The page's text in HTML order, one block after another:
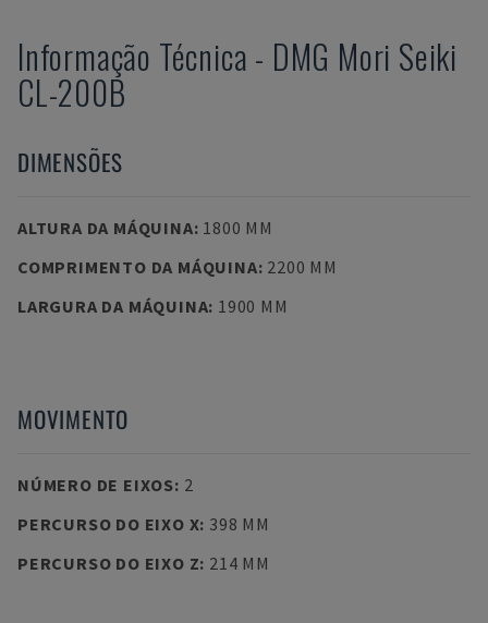
Informação Técnica - DMG Mori Seiki
CL-200B
DIMENSÕES
ALTURA DA MÁQUINA: 1800 MM
COMPRIMENTO DA MÁQUINA: 2200 MM
LARGURA DA MÁQUINA: 1900 MM
MOVIMENTO
NÚMERO DE EIXOS: 2
PERCURSO DO EIXO X: 398 MM
PERCURSO DO EIXO Z: 214 MM